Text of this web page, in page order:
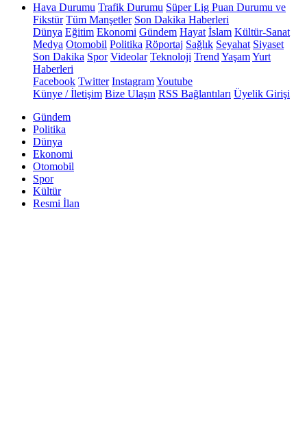
Hava Durumu Trafik Durumu Süper Lig Puan Durumu ve
Fikstür Tüm Manşetler Son Dakika Haberleri
Dünya Eğitim Ekonomi Gündem Hayat İslam Kültür-Sanat
Medya Otomobil Politika Röportaj Sağlık Seyahat Siyaset
Son Dakika Spor Videolar Teknoloji Trend YaşamYurt
Haberleri
Facebook Twitter InstagramYoutube
Künye / İletişim Bize Ulaşın RSS Bağlantıları Üyelik Girişi
Gündem
Politika
Dünya
Ekonomi
Otomobil
Spor
Kültür
Resmi İlan